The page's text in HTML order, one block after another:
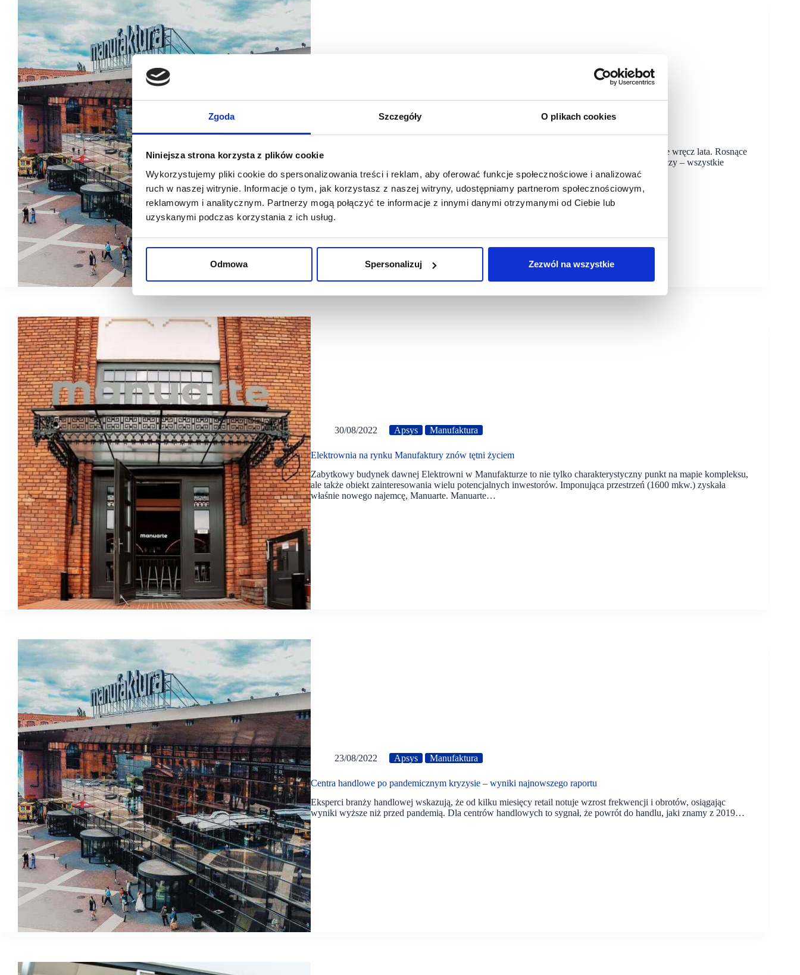
Zgoda Szczegóły O plikach cookies
Niniejsza strona korzysta z plików cookie
Wykorzystujemy pliki cookie do spersonalizowania treści i reklam, aby oferować funkcje społecznościowe i analizować
ruch w naszej witrynie. Informacje o tym, jak korzystasz z naszej witryny, udostępniamy partnerom społecznościowym,
reklamowym i analitycznym. Partnerzy mogą połączyć te informacje z innymi danymi otrzymanymi od Ciebie lub
uzyskanymi podczas korzystania z ich usług.
Odmowa Spersonalizuj Zezwól na wszystkie
Manufaktura stawia na zieloną energię – rusza inwestycja warta 3 miliony złotych
Dynamiczne zmiany na rynku energetycznym to wyzwanie nie tylko na najbliższe miesiące, ale wręcz lata. Rosnące
ceny energii, nowe regulacje prawne na rzecz ochrony środowiska, a do tego kryzys gospodarczy – wszystkie
te czynniki powodują,…
30/08/2022 Apsys Manufaktura
Elektrownia na rynku Manufaktury znów tętni życiem
Zabytkowy budynek dawnej Elektrowni w Manufakturze to nie tylko charakterystyczny punkt na mapie kompleksu,
ale także obiekt zainteresowania wielu potencjalnych inwestorów. Imponująca przestrzeń (1600 mkw.) zyskała
właśnie nowego najemcę, Manuarte. Manuarte…
23/08/2022 Apsys Manufaktura
Centra handlowe po pandemicznym kryzysie – wyniki najnowszego raportu
Eksperci branży handlowej wskazują, że od kilku miesięcy retail notuje wzrost frekwencji i obrotów, osiągając
wyniki wyższe niż przed pandemią. Dla centrów handlowych to sygnał, że powrót do handlu, jaki znamy z 2019…